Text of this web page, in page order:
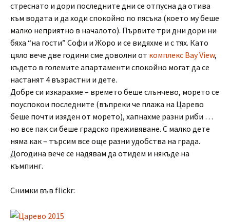
стреснато и дори последните дни се отпусна да отива
към водата и да ходи спокойно по пясъка (което му беше
малко неприятно в началото). Първите три дни дори ни
бяха “на гости” Софи и Жоро и се видяхме и с тях. Като
цяло вече две години сме доволни от комплекс Bay View,
където в големите апартаменти спокойно могат да се
настанят 4 възрастни и дете.
Добре си изкарахме – времето беше слънчево, морето се
поуспокои последните (въпреки че плажа на Царево
беше почти изяден от морето), хапнахме разни риби …
но все пак си беше градско преживяване. С малко дете
няма как – търсим все още разни удобства на града.
Догодина вече се надявам да отидем и някъде на
къмпинг.
Снимки във flickr: